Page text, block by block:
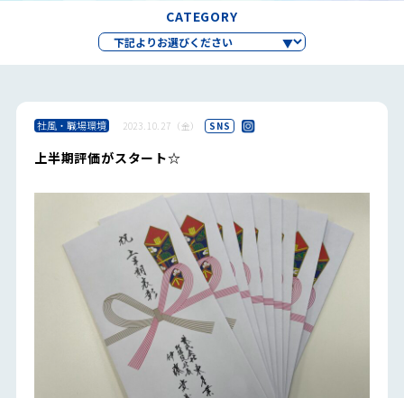
CATEGORY
社風・職場環境 2023.10.27（金） SNS
上半期評価がスタート☆